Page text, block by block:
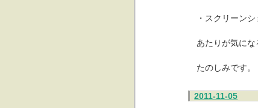
・スクリーン
あたりが気に
たのしみです。
2011-11-05